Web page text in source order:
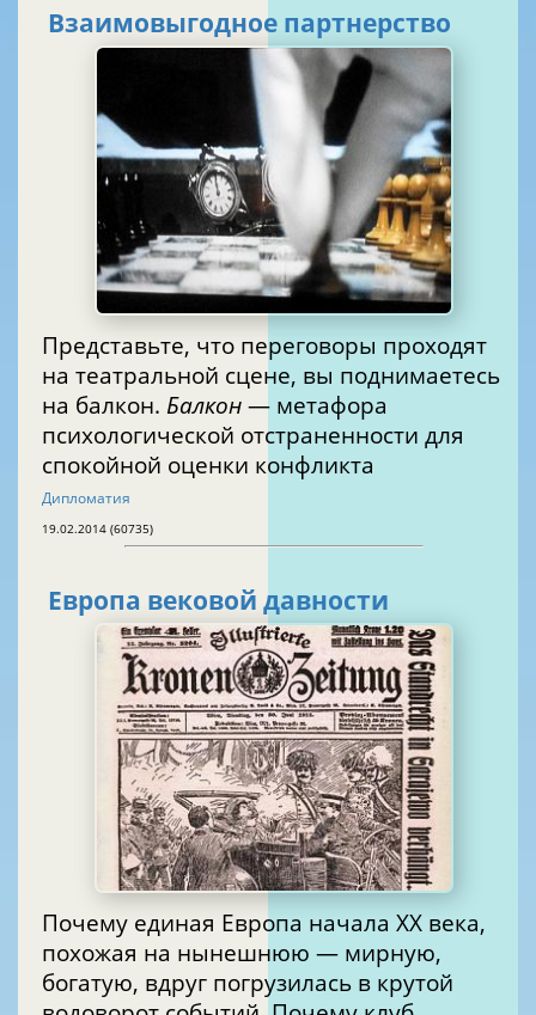
Взаимовыгодное партнерство
Представьте, что переговоры проходят
на театральной сцене, вы поднимаетесь
на балкон. Балкон — метафора
психологической отстраненности для
спокойной оценки конфликта
Дипломатия
19.02.2014 (60735)
Европа вековой давности
Почему единая Европа начала XX века,
похожая на нынешнюю — мирную,
богатую, вдруг погрузилась в крутой